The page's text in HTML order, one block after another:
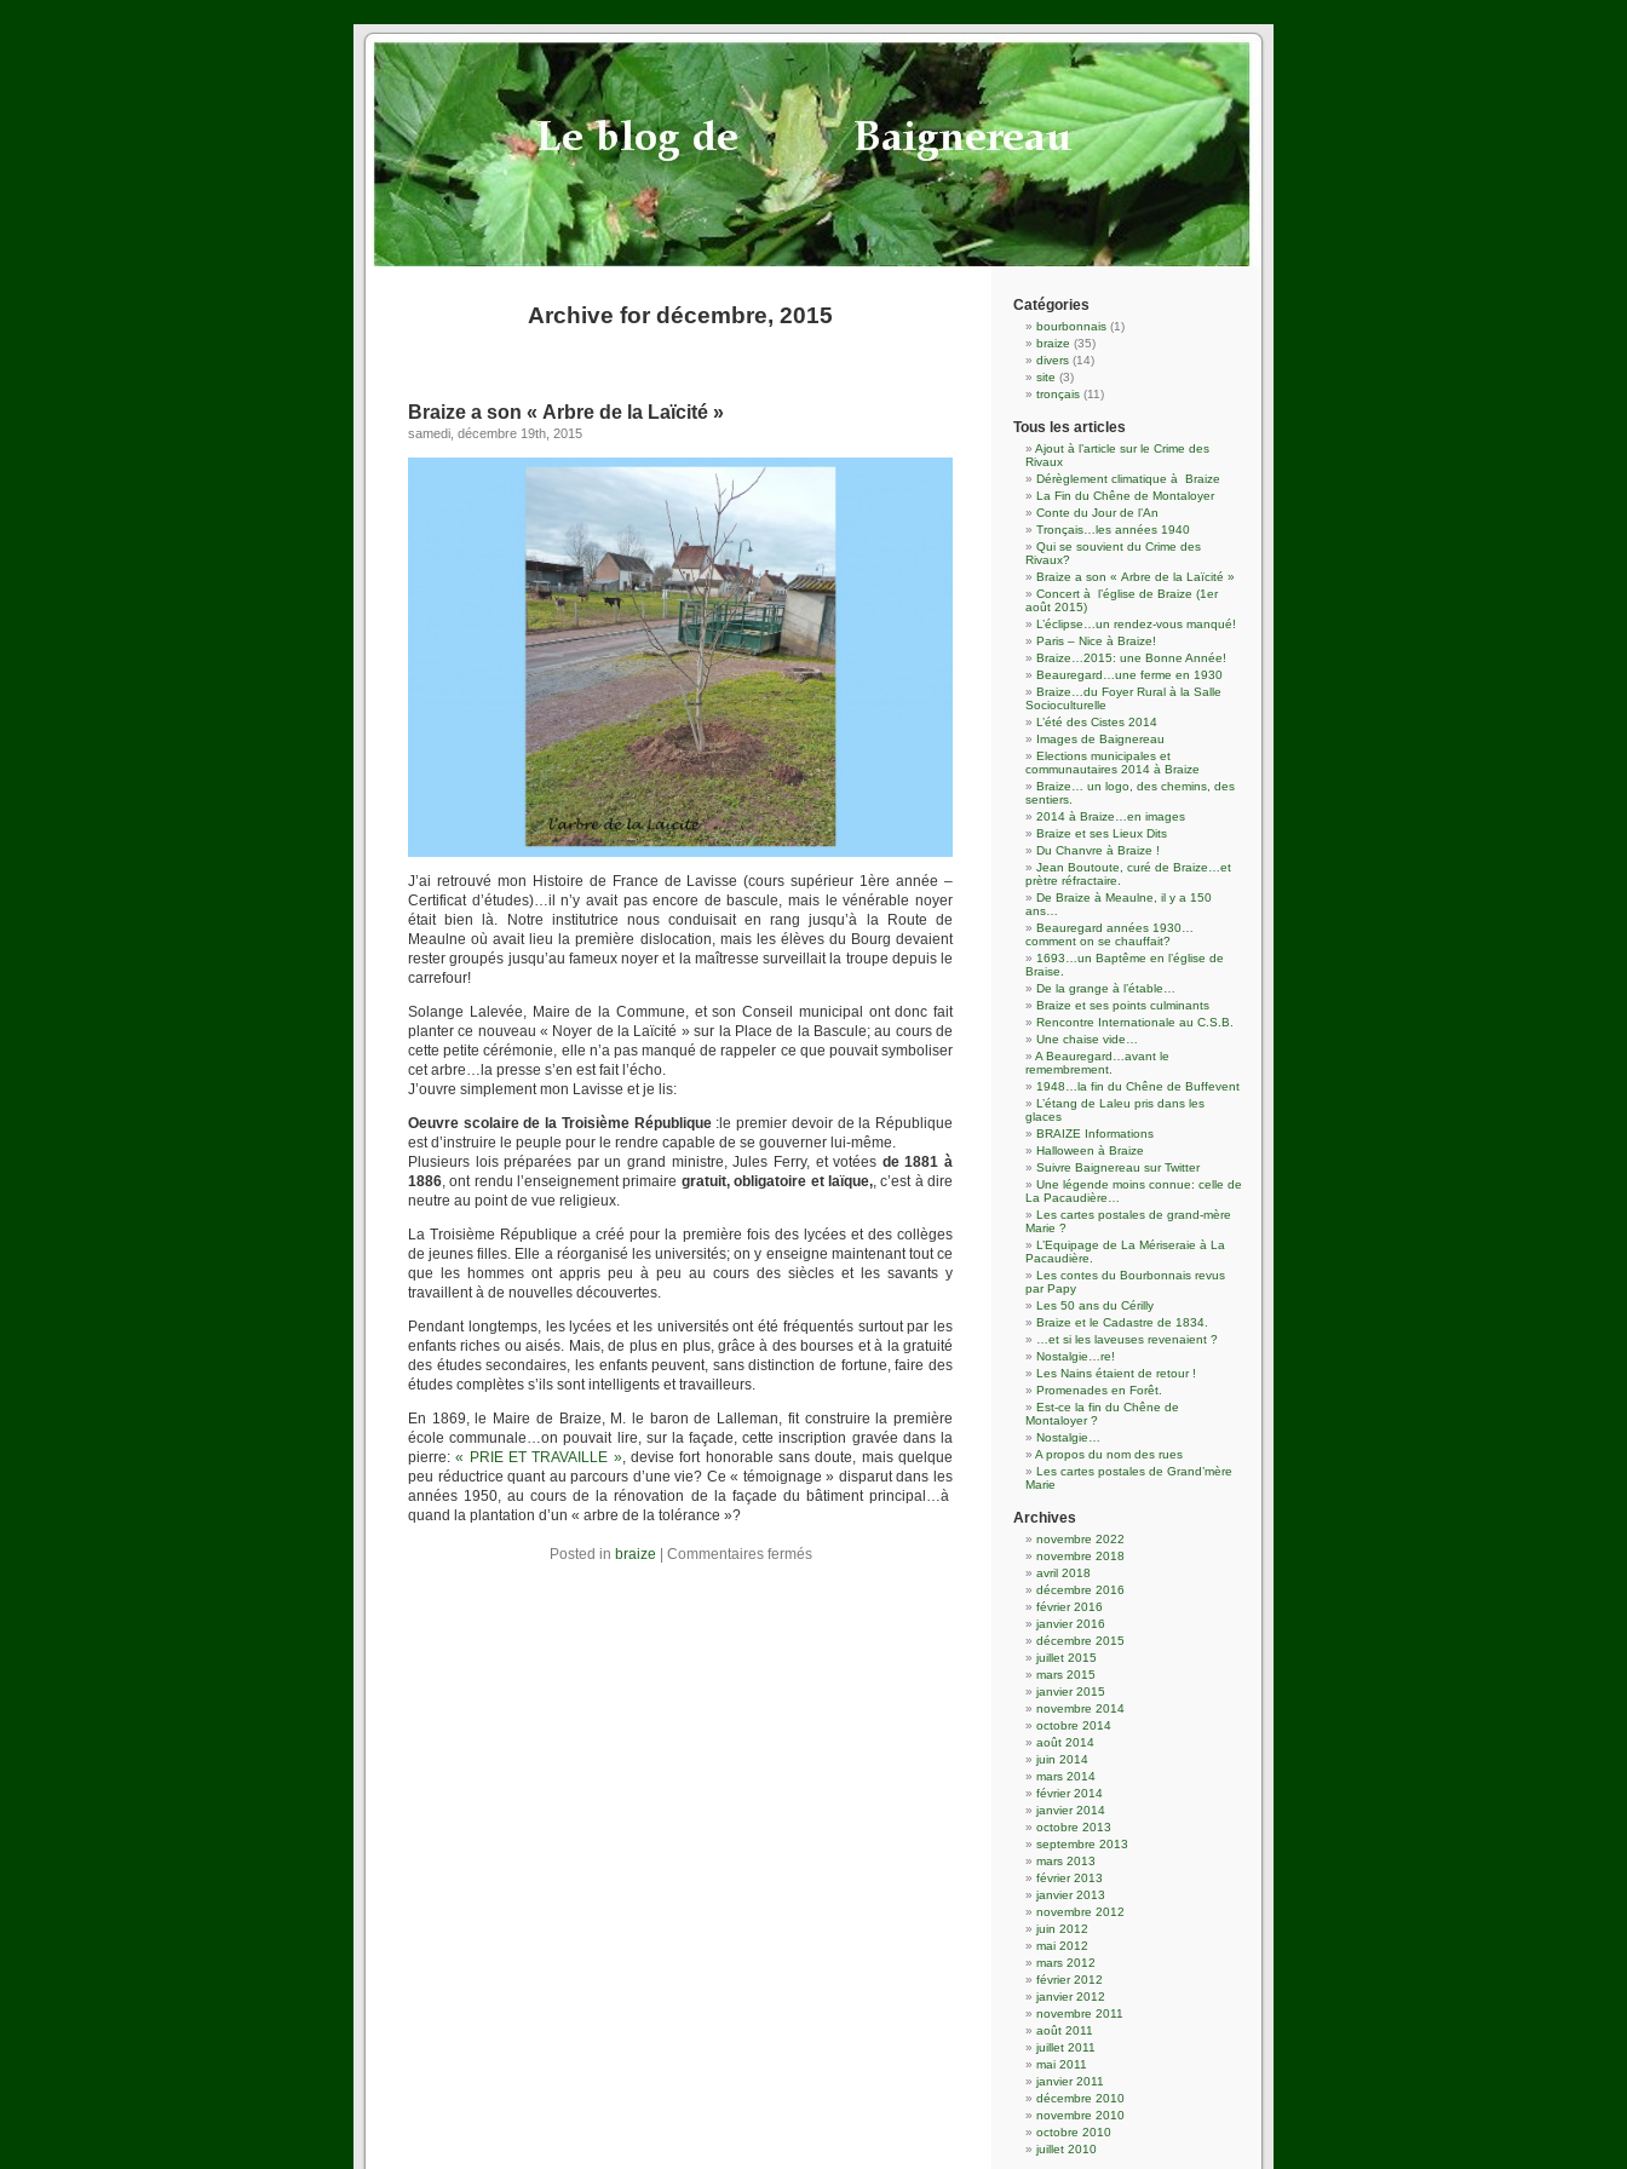
Archive for décembre, 2015
Braize a son « Arbre de la Laïcité »
samedi, décembre 19th, 2015
J’ai retrouvé mon Histoire de France de Lavisse (cours supérieur 1ère année –
Certificat d’études)…il n’y avait pas encore de bascule, mais le vénérable noyer
était bien là. Notre institutrice nous conduisait en rang jusqu’à la Route de
Meaulne où avait lieu la première dislocation, mais les élèves du Bourg devaient
rester groupés jusqu’au fameux noyer et la maîtresse surveillait la troupe depuis le
carrefour!
Solange Lalevée, Maire de la Commune, et son Conseil municipal ont donc fait
planter ce nouveau « Noyer de la Laïcité » sur la Place de la Bascule; au cours de
cette petite cérémonie, elle n’a pas manqué de rappeler ce que pouvait symboliser
cet arbre…la presse s’en est fait l’écho.
J’ouvre simplement mon Lavisse et je lis:
Oeuvre scolaire de la Troisième République:le premier devoir de la République
est d’instruire le peuple pour le rendre capable de se gouverner lui-même.
Plusieurs lois préparées par un grand ministre, Jules Ferry, et votées de 1881 à
1886, ont rendu l’enseignement primaire gratuit, obligatoire et laïque,, c’est à dire
neutre au point de vue religieux.
La Troisième République a créé pour la première fois des lycées et des collèges
de jeunes filles. Elle a réorganisé les universités; on y enseigne maintenant tout ce
que les hommes ont appris peu à peu au cours des siècles et les savants y
travaillent à de nouvelles découvertes.
Pendant longtemps, les lycées et les universités ont été fréquentés surtout par les
enfants riches ou aisés. Mais, de plus en plus, grâce à des bourses et à la gratuité
des études secondaires, les enfants peuvent, sans distinction de fortune, faire des
études complètes s’ils sont intelligents et travailleurs.
En 1869, le Maire de Braize, M. le baron de Lalleman, fit construire la première
école communale…on pouvait lire, sur la façade, cette inscription gravée dans la
pierre:« PRIE ET TRAVAILLE », devise fort honorable sans doute, mais quelque
peu réductrice quant au parcours d’une vie? Ce « témoignage » disparut dans les
années 1950, au cours de la rénovation de la façade du bâtiment principal…à
quand la plantation d’un « arbre de la tolérance »?
Posted in braize Commentaires fermés
Catégories
bourbonnais (1)
braize (35)
divers (14)
site (3)
tronçais (11)
Tous les articles
Ajout à l’article sur le Crime des
Rivaux
Dérèglement climatique à Braize
La Fin du Chêne de Montaloyer
Conte du Jour de l’An
Tronçais…les années 1940
Qui se souvient du Crime des
Rivaux?
Braize a son « Arbre de la Laïcité »
Concert à l’église de Braize (1er
août 2015)
L’éclipse…un rendez-vous manqué!
Paris – Nice à Braize!
Braize…2015: une Bonne Année!
Beauregard…une ferme en 1930
Braize…du Foyer Rural à la Salle
Socioculturelle
L’été des Cistes 2014
Images de Baignereau
Elections municipales et
communautaires 2014 à Braize
Braize… un logo, des chemins, des
sentiers.
2014 à Braize…en images
Braize et ses Lieux Dits
Du Chanvre à Braize !
Jean Boutoute, curé de Braize…et
prètre réfractaire.
De Braize à Meaulne, il y a 150
ans…
Beauregard années 1930…
comment on se chauffait?
1693…un Baptême en l’église de
Braise.
De la grange à l’étable…
Braize et ses points culminants
Rencontre Internationale au C.S.B.
Une chaise vide…
A Beauregard…avant le
remembrement.
1948…la fin du Chêne de Buffevent
L’étang de Laleu pris dans les
glaces
BRAIZE Informations
Halloween à Braize
Suivre Baignereau sur Twitter
Une légende moins connue: celle de
La Pacaudière…
Les cartes postales de grand-mère
Marie ?
L’Equipage de La Mériseraie à La
Pacaudière.
Les contes du Bourbonnais revus
par Papy
Les 50 ans du Cérilly
Braize et le Cadastre de 1834.
…et si les laveuses revenaient ?
Nostalgie…re!
Les Nains étaient de retour !
Promenades en Forêt.
Est-ce la fin du Chêne de
Montaloyer ?
Nostalgie…
A propos du nom des rues
Les cartes postales de Grand’mère
Marie
Archives
novembre 2022
novembre 2018
avril 2018
décembre 2016
février 2016
janvier 2016
décembre 2015
juillet 2015
mars 2015
janvier 2015
novembre 2014
octobre 2014
août 2014
juin 2014
mars 2014
février 2014
janvier 2014
octobre 2013
septembre 2013
mars 2013
février 2013
janvier 2013
novembre 2012
juin 2012
mai 2012
mars 2012
février 2012
janvier 2012
novembre 2011
août 2011
juillet 2011
mai 2011
janvier 2011
décembre 2010
novembre 2010
octobre 2010
juillet 2010